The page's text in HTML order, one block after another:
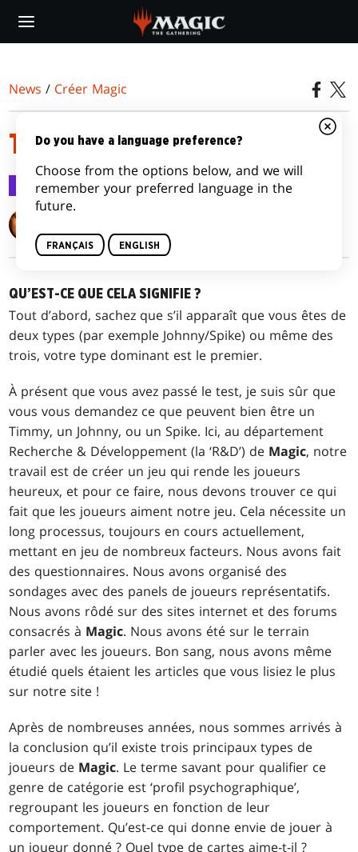
main
News / Créer Magic
TIMMY, JOHNNY, ET SPIKE
Créer Magic 8 mars 2002
QU’EST-CE QUE CELA SIGNIFIE ?
Tout d’abord, sachez que s’il apparaît que vous êtes de
deux types (par exemple Johnny/Spike) ou même des
trois, votre type dominant est le premier.
À présent que vous avez passé le test, je suis sûr que
vous vous demandez ce que peuvent bien être un
Timmy, un Johnny, ou un Spike. Ici, au département
Recherche & Développement (la ‘R&D’) de Magic, notre
travail est de créer un jeu qui rende les joueurs
heureux, et pour ce faire, nous devons trouver ce qui
fait que les joueurs aiment notre jeu. Cela nécessite un
long processus, toujours en cours actuellement,
mettant en jeu de nombreux facteurs. Nous avons fait
des questionnaires. Nous avons organisé des
sondages avec des panels de joueurs représentatifs.
Nous avons rôdé sur des sites internet et des forums
consacrés à Magic. Nous avons été sur le terrain
parler avec les joueurs. Bon sang, nous avons même
étudié quels étaient les articles que vous lisiez le plus
sur notre site !
Après de nombreuses années, nous sommes arrivés à
la conclusion qu’il existe trois principaux types de
joueurs de Magic. Le terme savant pour qualifier ce
genre de catégorie est ‘profil psychographique’,
regroupant les joueurs en fonction de leur
comportement. Qu’est-ce qui donne envie de jouer à
un joueur donné ? Quel type de cartes aime-t-il ?
Do you have a language preference?
Choose from the options below, and we will
remember your preferred language in the
future.
FRANÇAIS ENGLISH